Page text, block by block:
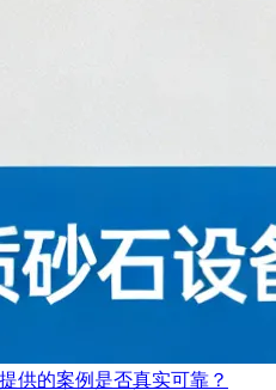
供的案例是否真实可靠？